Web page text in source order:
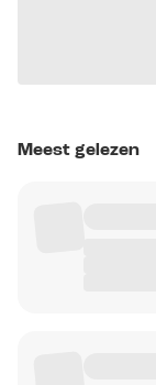
Meest gelezen